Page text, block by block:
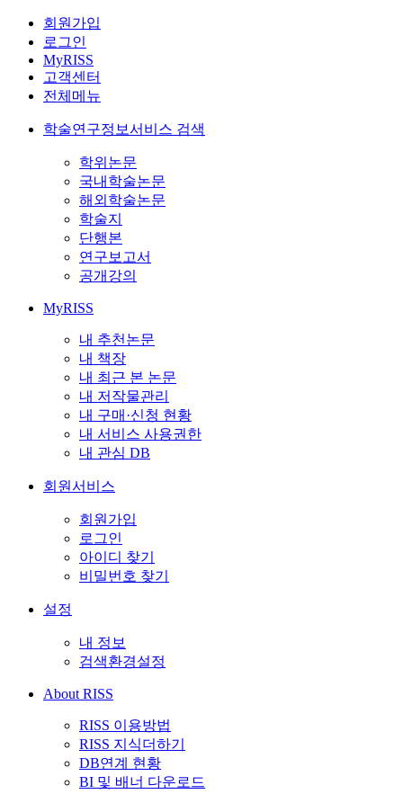
회원가입
로그인
MyRISS
고객센터
전체메뉴
학술연구정보서비스 검색
학위논문
국내학술논문
해외학술논문
학술지
단행본
연구보고서
공개강의
MyRISS
내 추천논문
내 책장
내 최근 본 논문
내 저작물관리
내 구매·신청 현황
내 서비스 사용권한
내 관심 DB
회원서비스
회원가입
로그인
아이디 찾기
비밀번호 찾기
설정
내 정보
검색환경설정
About RISS
RISS 이용방법
RISS 지식더하기
DB연계 현황
BI 및 배너 다운로드